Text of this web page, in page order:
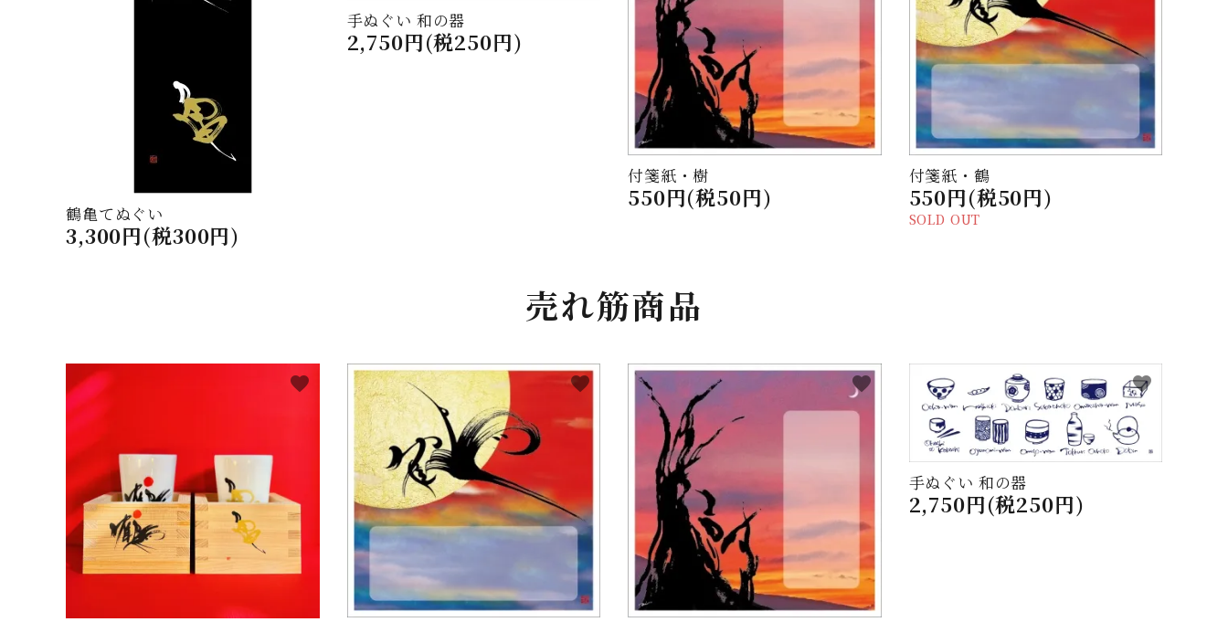
鶴亀てぬぐい
3,300円(税300円)
手ぬぐい 和の器
2,750円(税250円)
付箋紙・樹
550円(税50円)
付箋紙・鶴
550円(税50円)
SOLD OUT
売れ筋商品
favorite favorite favorite
手ぬぐい 和の器
2,750円(税250円)
favorite